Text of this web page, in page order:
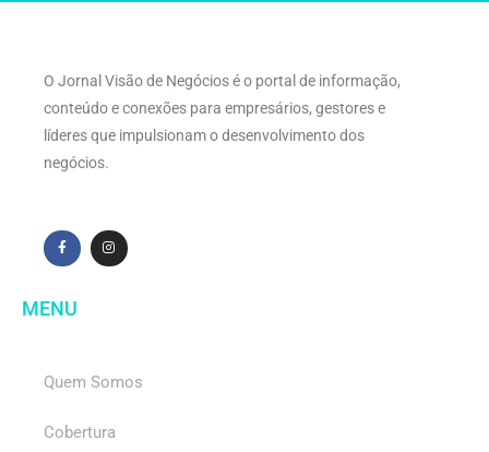
O Jornal Visão de Negócios é o portal de informação,
conteúdo e conexões para empresários, gestores e
líderes que impulsionam o desenvolvimento dos
negócios.
MENU
Quem Somos
Cobertura